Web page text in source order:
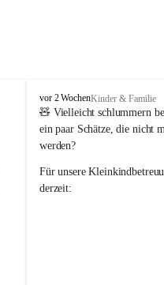
F
r
a
x
r
n
vor 2 WochenKinder & Familie
🧸 Vielleicht schlummern
ein paar Schätze, die nicht
werden?
Für unsere
derzeit: